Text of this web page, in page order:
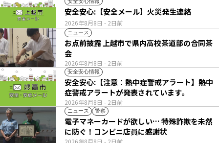
2026年8月8日 - 2日前
安全安心:【安全メール】火災発生連絡
ニュース
2026年8月8日 - 2日前
お点前披露 上越市で県内高校茶道部の合同茶
会
安全安心情報
2026年8月8日 - 2日前
安全安心:【注意：熱中症警戒アラート】熱中
症警戒アラートが発表されています。
ニュース 警察
2026年8月8日 - 2日前
電子マネーカードが欲しい… 特殊詐欺を未然
に防ぐ！コンビニ店員に感謝状